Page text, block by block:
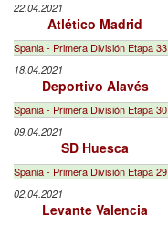
22.04.2021
Atlético Madrid
Spania - Primera División Etapa 33
18.04.2021
Deportivo Alavés
Spania - Primera División Etapa 30
09.04.2021
SD Huesca
Spania - Primera División Etapa 29
02.04.2021
Levante Valencia